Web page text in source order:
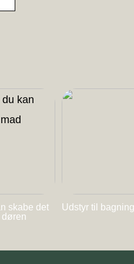
skabe det
døren
Udstyr til